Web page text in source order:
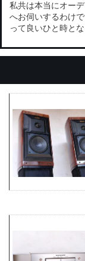
私共は本当にオー
へお伺いするわけ
って良いひと時と